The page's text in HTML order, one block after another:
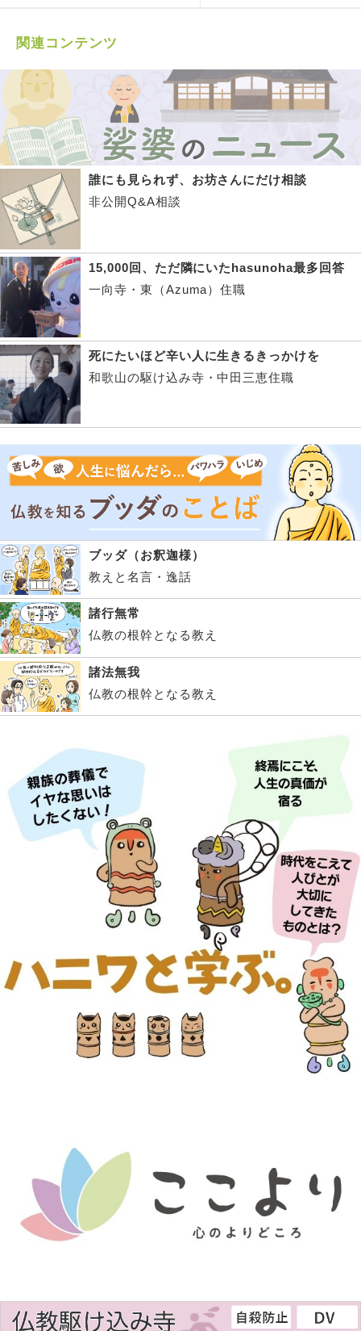
関連コンテンツ
誰にも見られず、お坊さんにだけ相談
非公開Q&A相談
15,000回、ただ隣にいたhasunoha最多回答
一向寺・東（Azuma）住職
死にたいほど辛い人に生きるきっかけを
和歌山の駆け込み寺・中田三恵住職
ブッダ（お釈迦様）
教えと名言・逸話
諸行無常
仏教の根幹となる教え
諸法無我
仏教の根幹となる教え